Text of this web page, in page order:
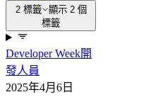
2 標籤
顯示 2 個
標籤
Developer Week開
發人員
2025年4月6日